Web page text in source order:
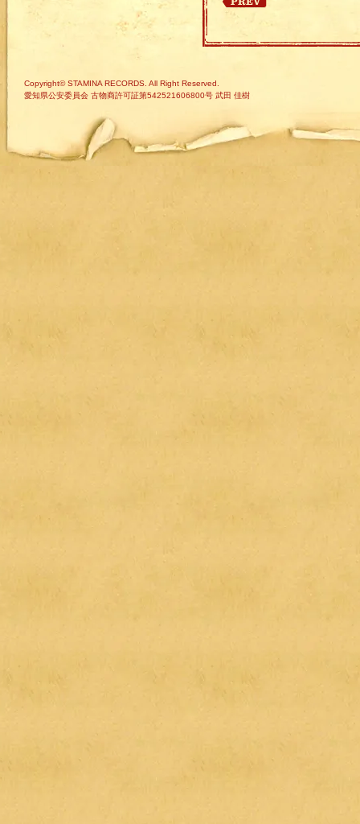
Copyright© STAMINA RECORDS. All Right Reserved.
愛知県公安委員会 古物商許可証第542521606800号 武田 佳樹